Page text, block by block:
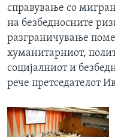
справување со
на безбедносните
разграничување
хуманитарниот,
социјалниот и
рече претседателот